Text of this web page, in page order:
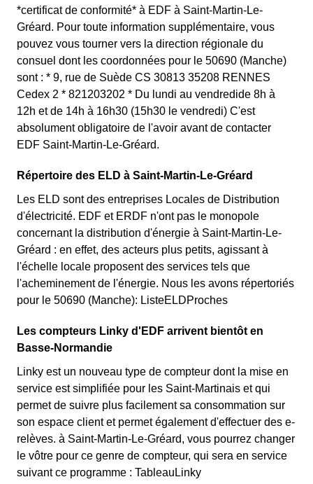
*certificat de conformité* à EDF à Saint-Martin-Le-
Gréard. Pour toute information supplémentaire, vous
pouvez vous tourner vers la direction régionale du
consuel dont les coordonnées pour le 50690 (Manche)
sont : * 9, rue de Suède CS 30813 35208 RENNES
Cedex 2 * 821203202 * Du lundi au vendredide 8h à
12h et de 14h à 16h30 (15h30 le vendredi) C'est
absolument obligatoire de l'avoir avant de contacter
EDF Saint-Martin-Le-Gréard.
Répertoire des ELD à Saint-Martin-Le-Gréard
Les ELD sont des entreprises Locales de Distribution
d'électricité. EDF et ERDF n'ont pas le monopole
concernant la distribution d'énergie à Saint-Martin-Le-
Gréard : en effet, des acteurs plus petits, agissant à
l'échelle locale proposent des services tels que
l'acheminement de l'énergie. Nous les avons répertoriés
pour le 50690 (Manche): ListeELDProches
Les compteurs Linky d'EDF arrivent bientôt en
Basse-Normandie
Linky est un nouveau type de compteur dont la mise en
service est simplifiée pour les Saint-Martinais et qui
permet de suivre plus facilement sa consommation sur
son espace client et permet également d'effectuer des e-
relèves. à Saint-Martin-Le-Gréard, vous pourrez changer
le vôtre pour ce genre de compteur, qui sera en service
suivant ce programme : TableauLinky